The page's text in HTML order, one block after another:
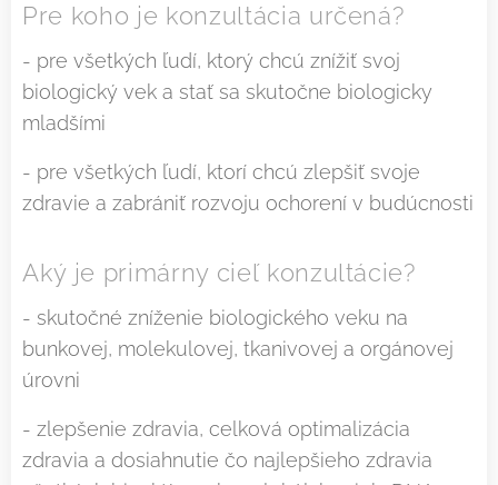
Pre koho je konzultácia určená?
- pre všetkých ľudí, ktorý chcú znížiť svoj
biologický vek a stať sa skutočne biologicky
mladšími
- pre všetkých ľudí, ktorí chcú zlepšiť svoje
zdravie a zabrániť rozvoju ochorení v budúcnosti
Aký je primárny cieľ konzultácie?
- skutočné zníženie biologického veku na
bunkovej, molekulovej, tkanivovej a orgánovej
úrovni
- zlepšenie zdravia, celková optimalizácia
zdravia a dosiahnutie čo najlepšieho zdravia